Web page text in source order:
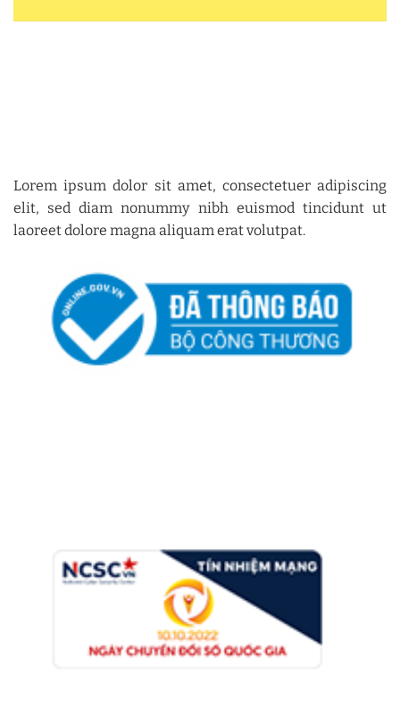
Lorem ipsum dolor sit amet, consectetuer adipiscing
elit, sed diam nonummy nibh euismod tincidunt ut
laoreet dolore magna aliquam erat volutpat.